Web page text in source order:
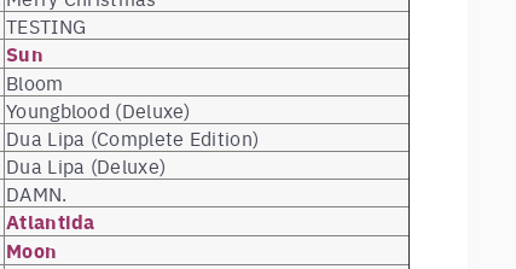
TESTING
Sun
Bloom
Youngblood (Deluxe)
Dua Lipa (Complete Edition)
Dua Lipa (Deluxe)
DAMN.
Atlantida
Moon